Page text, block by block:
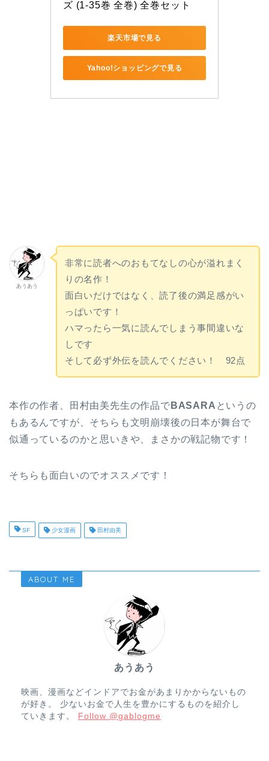
ズ (1-35巻 全巻) 全巻セット
楽天市場で見る
Yahoo!ショッピングで見る
あうあう
非常に読者へのおもてなしの心が溢れまく
りの名作！
面白いだけではなく、読了後の満足感がい
っぱいです！
ハマったら一気に読んでしまう事間違いな
しです
そして必ず外伝を読んでください！ 92点
本作の作者、田村由美先生の作品で BASARA というの
もあるんですが、そちらも文明崩壊後の日本が舞台で
似通っているのかと思いきや、まさかの戦記物です！
そちらも面白いのでオススメです！
SF 少女漫画 田村由美
ABOUT ME
あうあう
映画、漫画などインドアでお金があまりかからないもの
が好き。 少ないお金で人生を豊かにするものを紹介し
ていきます。
Follow @gablogme